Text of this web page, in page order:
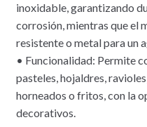
inoxidable, garantizando
corrosión, mientras que el
resistente o metal para un
• Funcionalidad: Permite
pasteles, hojaldres,
horneados o fritos, con la
decorativos.